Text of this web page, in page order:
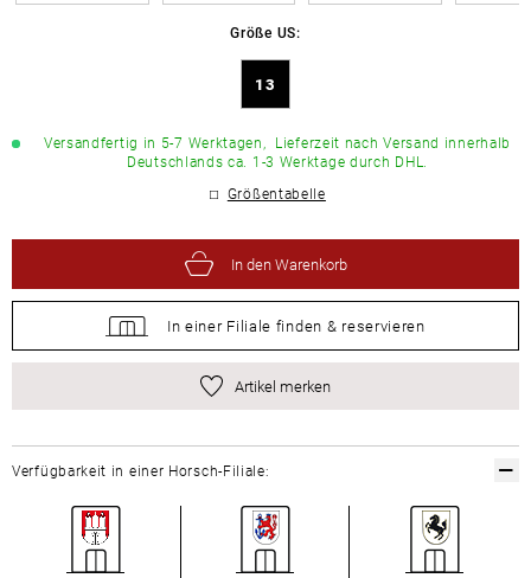
Größe US:
13
Versandfertig in 5-7 Werktagen, Lieferzeit nach Versand innerhalb
Deutschlands ca. 1-3 Werktage durch DHL.
Größentabelle
In den Warenkorb
In einer Filiale finden & reservieren
Artikel merken
Verfügbarkeit in einer Horsch-Filiale: